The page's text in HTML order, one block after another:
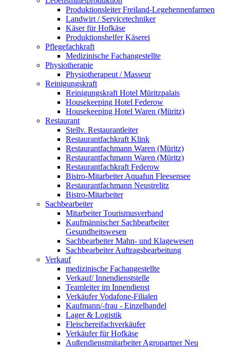
Produktionsleiter Freiland-Legehennenfarmen
Landwirt / Servicetechniker
Käser für Hofkäse
Produktionshelfer Käserei
Pflegefachkraft
Medizinische Fachangestellte
Physiotherapie
Physiotherapeut / Masseur
Reinigungskraft
Reinigungskraft Hotel Müritzpalais
Housekeeping Hotel Federow
Housekeeping Hotel Waren (Müritz)
Restaurant
Stellv. Restaurantleiter
Restaurantfachkraft Klink
Restaurantfachmann Waren (Müritz)
Restaurantfachmann Waren (Müritz)
Restaurantfachkraft Federow
Bistro-Mitarbeiter Aquafun Fleesensee
Restaurantfachmann Neustrelitz
Bistro-Mitarbeiter
Sachbearbeiter
Mitarbeiter Tourismusverband
Kaufmännischer Sachbearbeiter
Gesundheitswesen
Sachbearbeiter Mahn- und Klagewesen
Sachbearbeiter Auftragsbearbeitung
Verkauf
medizinische Fachangestellte
Verkauf/ Innendienststelle
Teamleiter im Innendienst
Verkäufer Vodafone-Filialen
Kaufmann/-frau - Einzelhandel
Lager & Logistik
Fleischereifachverkäufer
Verkäufer für Hofkäse
Außendienstmitarbeiter Agropartner Neu